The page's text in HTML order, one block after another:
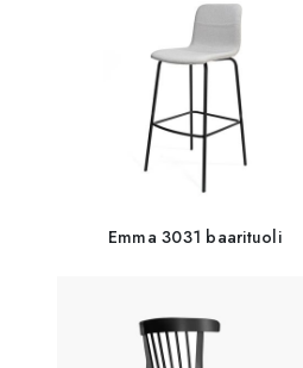
Emma 3031 baarituoli